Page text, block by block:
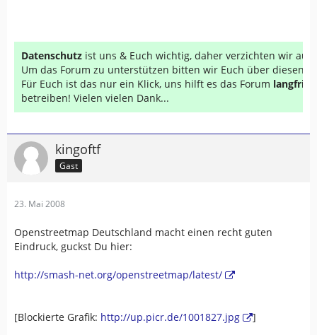
Datenschutz ist uns & Euch wichtig, daher verzichten wir auf
Um das Forum zu unterstützen bitten wir Euch über diesen
Für Euch ist das nur ein Klick, uns hilft es das Forum
betreiben! Vielen vielen Dank...
kingoftf
Gast
23. Mai 2008
Openstreetmap Deutschland macht einen recht guten
Eindruck, guckst Du hier:
http://smash-net.org/openstreetmap/latest/
[Blockierte Grafik: http://up.picr.de/1001827.jpg ]